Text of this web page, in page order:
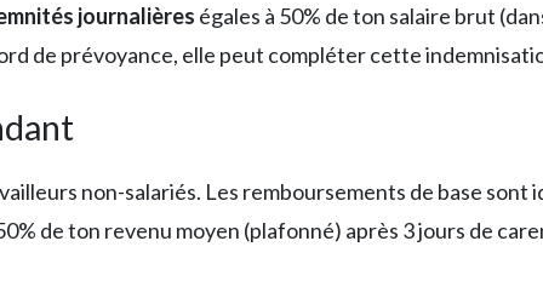
journalières égales à 50% de ton salaire brut
de prévoyance, elle peut compléter cette
non-salariés. Les remboursements de base sont
de ton revenu moyen (plafonné) après 3 jours de